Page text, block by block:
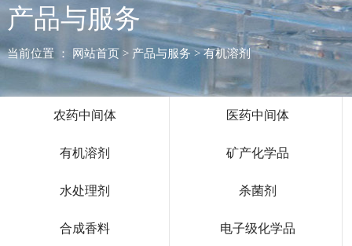
产品与服务
当前位置 ： 网站首页> 产品与服务 > 有机溶剂
农药中间体 医药中间体
有机溶剂 矿产化学品
水处理剂 杀菌剂
合成香料 电子级化学品